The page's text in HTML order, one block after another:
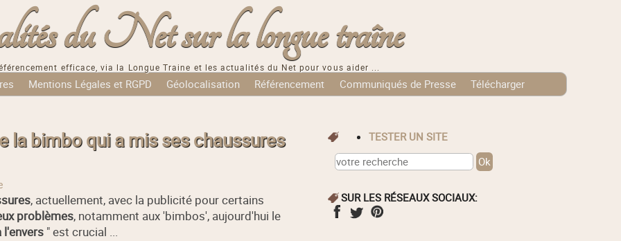
du Net sur la longue traîne
efficace, via la Longue Traine et les actualités du Net pour vous aider ...
Mentions Légales et RGPD Géolocalisation Référencement Communiqués de Presse
Télécharger
la bimbo qui a mis ses chaussures
, actuellement, avec la publicité pour certains
problèmes, notamment aux 'bimbos', aujourd'hui le
l'envers" est crucial ...
TESTER UN SITE
SUR LES RÉSEAUX SOCIAUX: